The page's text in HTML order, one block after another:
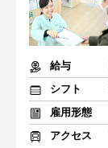
給与
シフト
雇用形態
アクセス